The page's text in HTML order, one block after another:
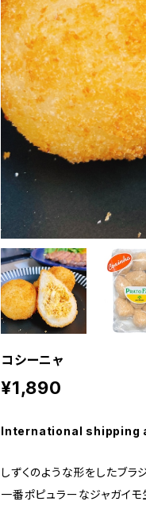
コシーニャ
¥1,890
International shipping
しずくのような形をしたブラ
一番ポピュラーなジャガイモ